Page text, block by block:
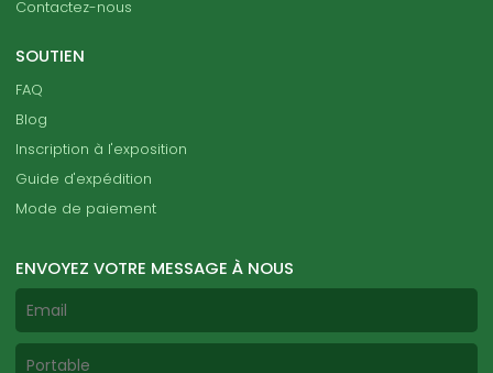
Contactez-nous
SOUTIEN
FAQ
Blog
Inscription à l'exposition
Guide d'expédition
Mode de paiement
ENVOYEZ VOTRE MESSAGE À NOUS